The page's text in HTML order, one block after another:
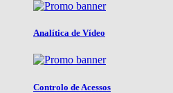
Analítica de Vídeo
Controlo de Acessos